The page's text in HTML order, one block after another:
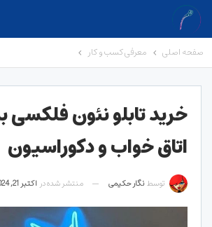
صفحه اصلی معرفی کسب و کار
خرید تابلو نئون فلکسی
اتاق‌ خواب و دکوراسیون
توسط نگار حکیمی منتشر شده در اکتبر 21, 2024